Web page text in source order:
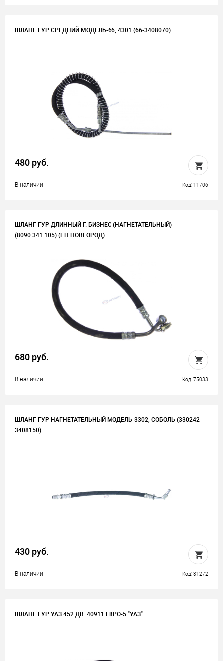
ШЛАНГ ГУР СРЕДНИЙ МОДЕЛЬ-66, 4301 (66-3408070)
480 руб.
В наличии Код: 11706
ШЛАНГ ГУР ДЛИННЫЙ Г. БИЗНЕС (НАГНЕТАТЕЛЬНЫЙ)
(8090.341.105) (Г.Н.НОВГОРОД)
680 руб.
В наличии Код: 75033
ШЛАНГ ГУР НАГНЕТАТЕЛЬНЫЙ МОДЕЛЬ-3302, СОБОЛЬ (330242-
3408150)
430 руб.
В наличии Код: 31272
ШЛАНГ ГУР УАЗ 452 ДВ. 40911 ЕВРО-5 "УАЗ"